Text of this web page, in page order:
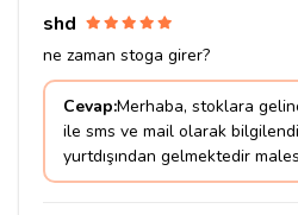
shd
ne zaman stoga girer?
Cevap:Merhaba, stoklara
ile sms ve mail olarak
yurtdışından gelmektedir